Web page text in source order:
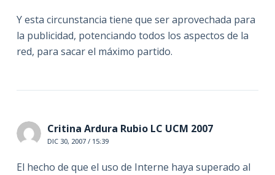
Y esta circunstancia tiene que ser aprovechada para
la publicidad, potenciando todos los aspectos de la
red, para sacar el máximo partido.
Critina Ardura Rubio LC UCM 2007
DIC 30, 2007 / 15:39
El hecho de que el uso de Interne haya superado al